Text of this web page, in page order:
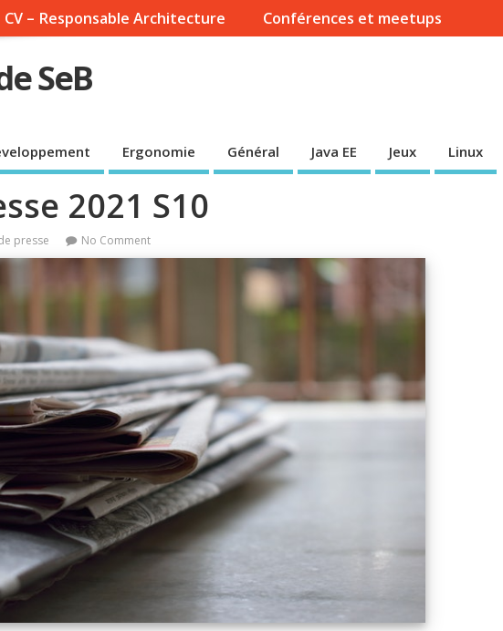
CV – Responsable Architecture Conférences et meetups
SeB
Ergonomie Général Java EE Jeux Linux
2021 S10
presse No Comment